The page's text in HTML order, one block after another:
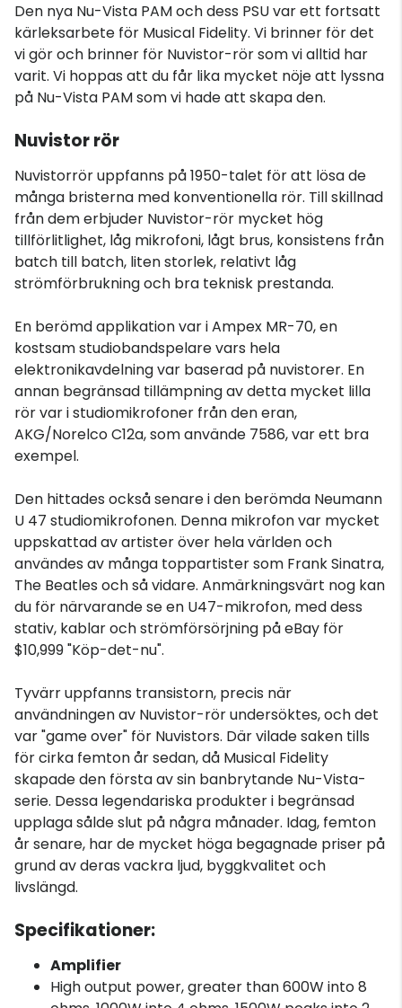
Den nya Nu-Vista PAM och dess PSU var ett fortsatt
kärleksarbete för Musical Fidelity. Vi brinner för det
vi gör och brinner för Nuvistor-rör som vi alltid har
varit. Vi hoppas att du får lika mycket nöje att lyssna
på Nu-Vista PAM som vi hade att skapa den.
Nuvistor rör
Nuvistorrör uppfanns på 1950-talet för att lösa de
många bristerna med konventionella rör. Till skillnad
från dem erbjuder Nuvistor-rör mycket hög
tillförlitlighet, låg mikrofoni, lågt brus, konsistens från
batch till batch, liten storlek, relativt låg
strömförbrukning och bra teknisk prestanda.
En berömd applikation var i Ampex MR-70, en
kostsam studiobandspelare vars hela
elektronikavdelning var baserad på nuvistorer. En
annan begränsad tillämpning av detta mycket lilla
rör var i studiomikrofoner från den eran,
AKG/Norelco C12a, som använde 7586, var ett bra
exempel.
Den hittades också senare i den berömda Neumann
U 47 studiomikrofonen. Denna mikrofon var mycket
uppskattad av artister över hela världen och
användes av många toppartister som Frank Sinatra,
The Beatles och så vidare. Anmärkningsvärt nog kan
du för närvarande se en U47-mikrofon, med dess
stativ, kablar och strömförsörjning på eBay för
$10,999 "Köp-det-nu".
Tyvärr uppfanns transistorn, precis när
användningen av Nuvistor-rör undersöktes, och det
var "game over" för Nuvistors. Där vilade saken tills
för cirka femton år sedan, då Musical Fidelity
skapade den första av sin banbrytande Nu-Vista-
serie. Dessa legendariska produkter i begränsad
upplaga sålde slut på några månader. Idag, femton
år senare, har de mycket höga begagnade priser på
grund av deras vackra ljud, byggkvalitet och
livslängd.
Specifikationer:
Amplifier
High output power, greater than 600W into 8